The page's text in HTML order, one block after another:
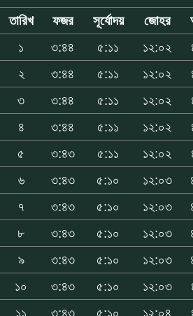
তারিখ ফজর সূর্যোদয় জোহর
১
৩:৪৪ ৫:১১ ১২:০২
২
৩:৪৪ ৫:১১ ১২:০২
৩
৩:৪৪ ৫:১১ ১২:০২
৪
৩:৪৪ ৫:১১ ১২:০২
৫
৩:৪৩ ৫:১১ ১২:০২
৬
৩:৪৩ ৫:১০ ১২:০৩
৭
৩:৪৩ ৫:১০ ১২:০৩
৮
৩:৪৩ ৫:১০ ১২:০৩
৯
৩:৪৩ ৫:১০ ১২:০৩
১০
৩:৪৩ ৫:১০ ১২:০৩
১১
৩:৪৩ ৫:১০ ১২:০৪